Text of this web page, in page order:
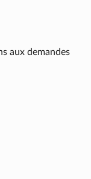
aux demandes